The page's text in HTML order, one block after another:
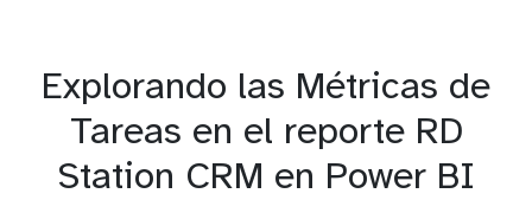
Explorando las Métricas de
Tareas en el reporte RD
Station CRM en Power BI